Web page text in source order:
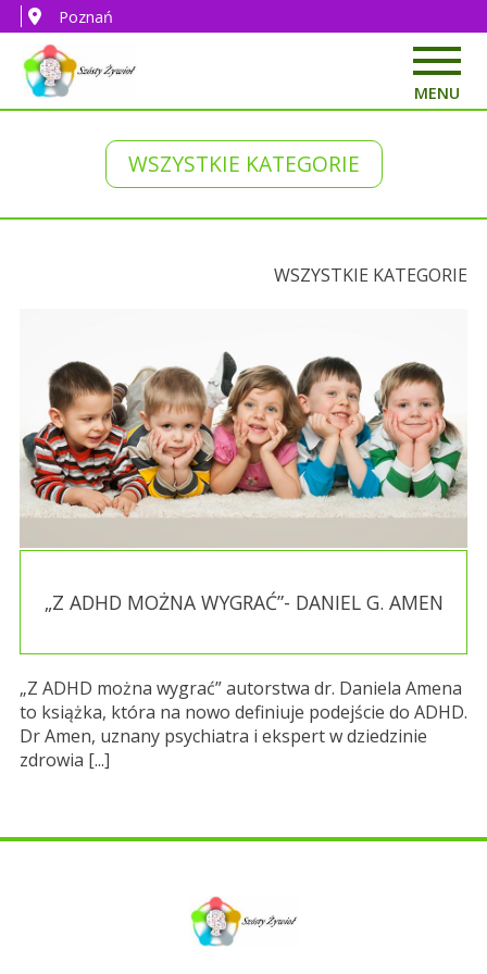
Poznań
MENU
WSZYSTKIE KATEGORIE
„Z ADHD MOŻNA WYGRAĆ”- DANIEL G. AMEN
„Z ADHD można wygrać” autorstwa dr. Daniela Amena
to książka, która na nowo definiuje podejście do ADHD.
Dr Amen, uznany psychiatra i ekspert w dziedzinie
zdrowia [...]
WSZYSTKIE KATEGORIE